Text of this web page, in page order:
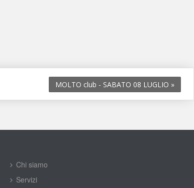
MOLTO club - SABATO 08 LUGLIO »
Chi siamo
Servizi